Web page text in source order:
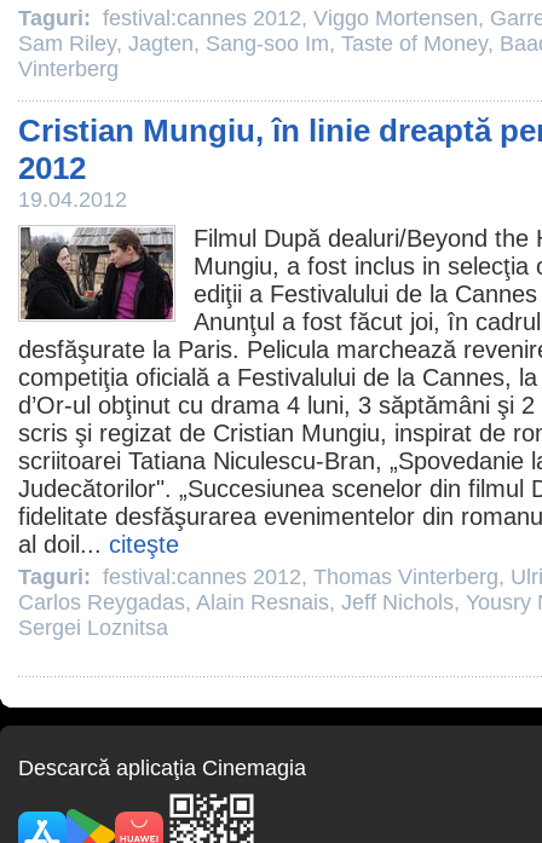
Taguri: festival:cannes 2012, Viggo Mortensen,
Sam Riley, Jagten, Sang-soo Im, Taste of Money,
Vinterberg
Cristian Mungiu, în linie dreaptă
2012
19.04.2012
Filmul După dealuri/Beyond the
Mungiu, a fost inclus in selecţia
ediţii a Festivalului de la
Anunţul a fost făcut joi, în
desfăşurate la Paris. Pelicula marchează
competiţia oficială a Festivalului de la Cannes,
d’Or-ul obţinut cu drama 4 luni, 3 săptămâni şi
scris şi regizat de Cristian Mungiu, inspirat de
scriitoarei Tatiana Niculescu-Bran, „Spovedanie
Judecătorilor". „Succesiunea scenelor din filmul
fidelitate desfăşurarea evenimentelor din
al doil... citeşte
Taguri: festival:cannes 2012, Thomas Vinterberg,
Carlos Reygadas, Alain Resnais, Jeff Nichols, Yousry
Sergei Loznitsa
Descarcă aplicaţia Cinemagia